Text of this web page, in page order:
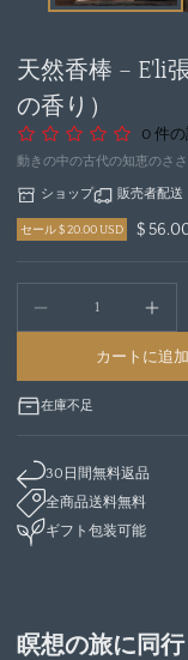
1
を
開
く
天然香棒 – E'li
の香り）
0 件
動きの中の古代の知恵のさ
ショップ 販売者配送
$
セール $ 20.00 USD
カートに追加
在庫不足
30日間無料返品
全商品送料無料
ギフト包装可能
瞑想の旅に同